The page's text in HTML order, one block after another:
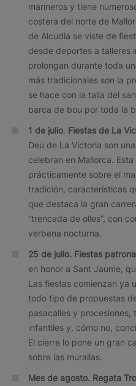
marineros y tiene
costera del norte de
de Alcudia se viste de
desde deportes a talleres
prolongan durante toda
más tradicionales son la
se hace con la talla del
barca de bou por toda la
1 de julio. Fiestas de La
Deu de La Victoria son
celebran en Mallorca.
prácticamente sobre el
tradición, características
que destaca la gran
“trencada de olles”, con
verbena nocturna.
25 de julio. Fiestas
en honor a Sant Jaume,
Las fiestas comienzan ya
todo tipo de propuestas
pasacalles y procesiones,
infantiles y, cómo no,
El cierre lo pone un gran
sobre las murallas.
Mes de agosto. Regata